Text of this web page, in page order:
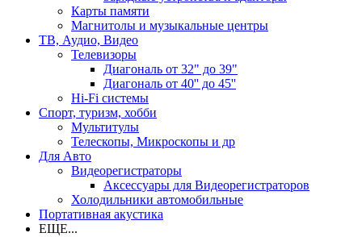
Карты памяти
Магнитолы и музыкальные центры
ТВ, Аудио, Видео
Телевизоры
Диагональ от 32" до 39"
Диагональ от 40'' до 45''
Hi-Fi системы
Спорт, туризм, хобби
Мультитулы
Телескопы, Микроскопы и др
Для Авто
Видеорегистраторы
Аксессуары для Видеорегистраторов
Холодильники автомобильные
Портативная акустика
ЕЩЕ...